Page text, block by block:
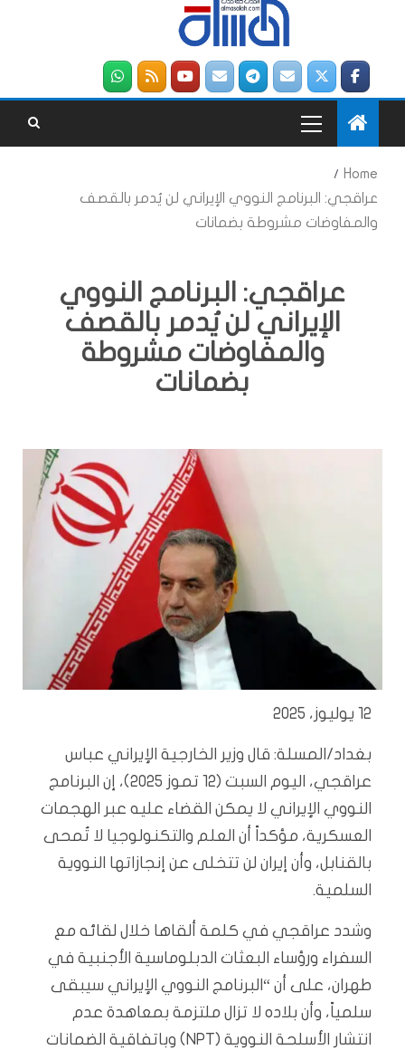
Home
عراقجي: البرنامج النووي الإيراني لن يُدمر بالقصف
والمفاوضات مشروطة بضمانات
عراقجي: البرنامج النووي
الإيراني لن يُدمر بالقصف
والمفاوضات مشروطة
بضمانات
12 يوليوز، 2025
بغداد/المسلة: قال وزير الخارجية الإيراني عباس
عراقجي، اليوم السبت (12 تموز 2025)، إن البرنامج
النووي الإيراني لا يمكن القضاء عليه عبر الهجمات
العسكرية، مؤكداً أن العلم والتكنولوجيا لا تُمحى
بالقنابل، وأن إيران لن تتخلى عن إنجازاتها النووية
السلمية.
وشدد عراقجي في كلمة ألقاها خلال لقائه مع
السفراء ورؤساء البعثات الدبلوماسية الأجنبية في
طهران، على أن “البرنامج النووي الإيراني سيبقى
سلمياً، وأن بلاده لا تزال ملتزمة بمعاهدة عدم
انتشار الأسلحة النووية (NPT) وباتفاقية الضمانات